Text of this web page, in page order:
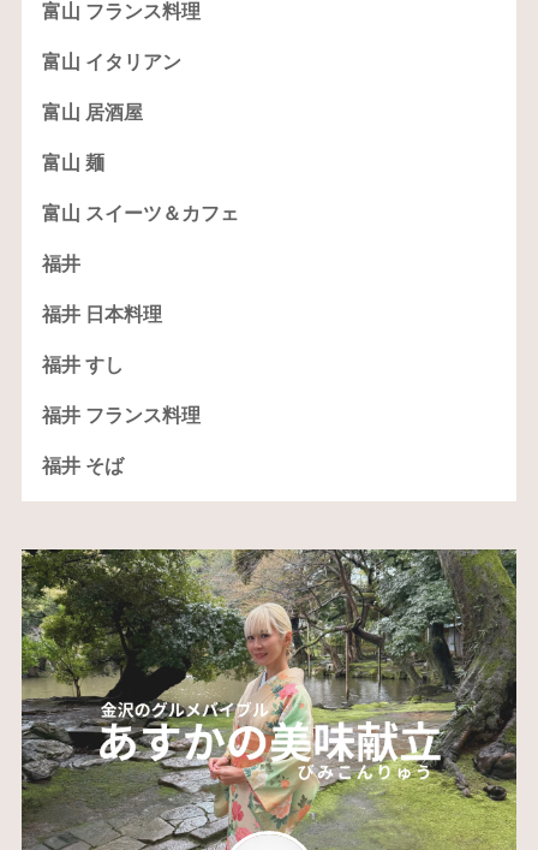
富山 フランス料理
富山 イタリアン
富山 居酒屋
富山 麺
富山 スイーツ＆カフェ
福井
福井 日本料理
福井 すし
福井 フランス料理
福井 そば